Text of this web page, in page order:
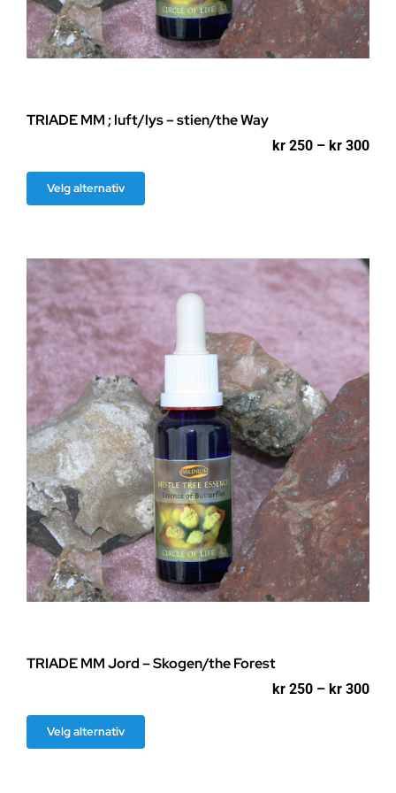
TRIADE MM ; luft/lys – stien/the Way
kr 250 – kr 300
Velg alternativ
produktet
flere
Alternativene
velges
på
produktsiden
TRIADE MM Jord – Skogen/the Forest
kr 250 – kr 300
Velg alternativ
produktet